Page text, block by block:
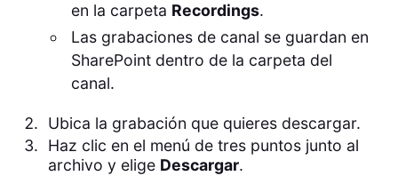
en la carpeta Recordings.
Las grabaciones de canal se guardan en
SharePoint dentro de la carpeta del
canal.
Ubica la grabación que quieres descargar.
Haz clic en el menú de tres puntos junto al
archivo y elige Descargar.